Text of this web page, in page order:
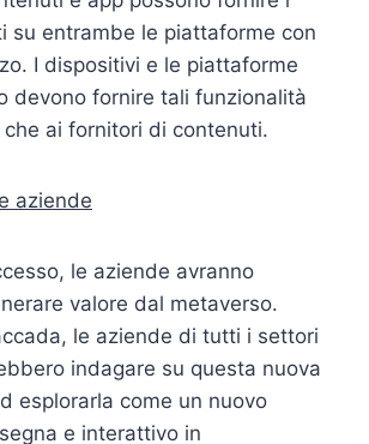
su entrambe le piattaforme con
I dispositivi e le piattaforme
devono fornire tali funzionalità
ai fornitori di contenuti.
aziende
le aziende avranno
valore dal metaverso.
le aziende di tutti i settori
indagare su questa nuova
esplorarla come un nuovo
e interattivo in